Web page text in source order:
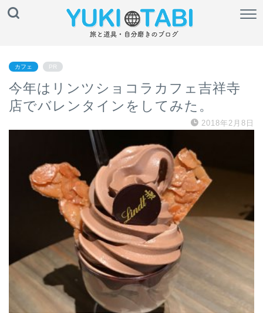
カフェ PR
今年はリンツショコラカフェ吉祥寺
店でバレンタインをしてみた。
2018年2月8日